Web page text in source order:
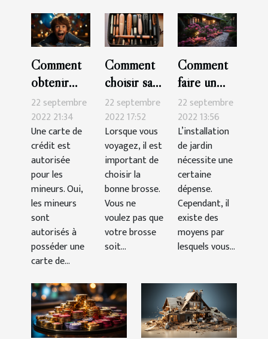
Comment
obtenir
une carte
de crédit
pour
mineur ?
22 septembre
2022 21:34
Une carte de
crédit est
autorisée
pour les
mineurs. Oui,
les mineurs
sont
autorisés à
posséder une
carte de...
Comment
choisir sa
brosse à
cheveux
pour les
voyages ?
22 septembre
2022 17:52
Lorsque vous
voyagez, il est
important de
choisir la
bonne brosse.
Vous ne
voulez pas que
votre brosse
soit...
Comment
faire un
beau jardin
pas cher ?
22 septembre
2022 13:56
L’installation
de jardin
nécessite une
certaine
dépense.
Cependant, il
existe des
moyens par
lesquels vous...